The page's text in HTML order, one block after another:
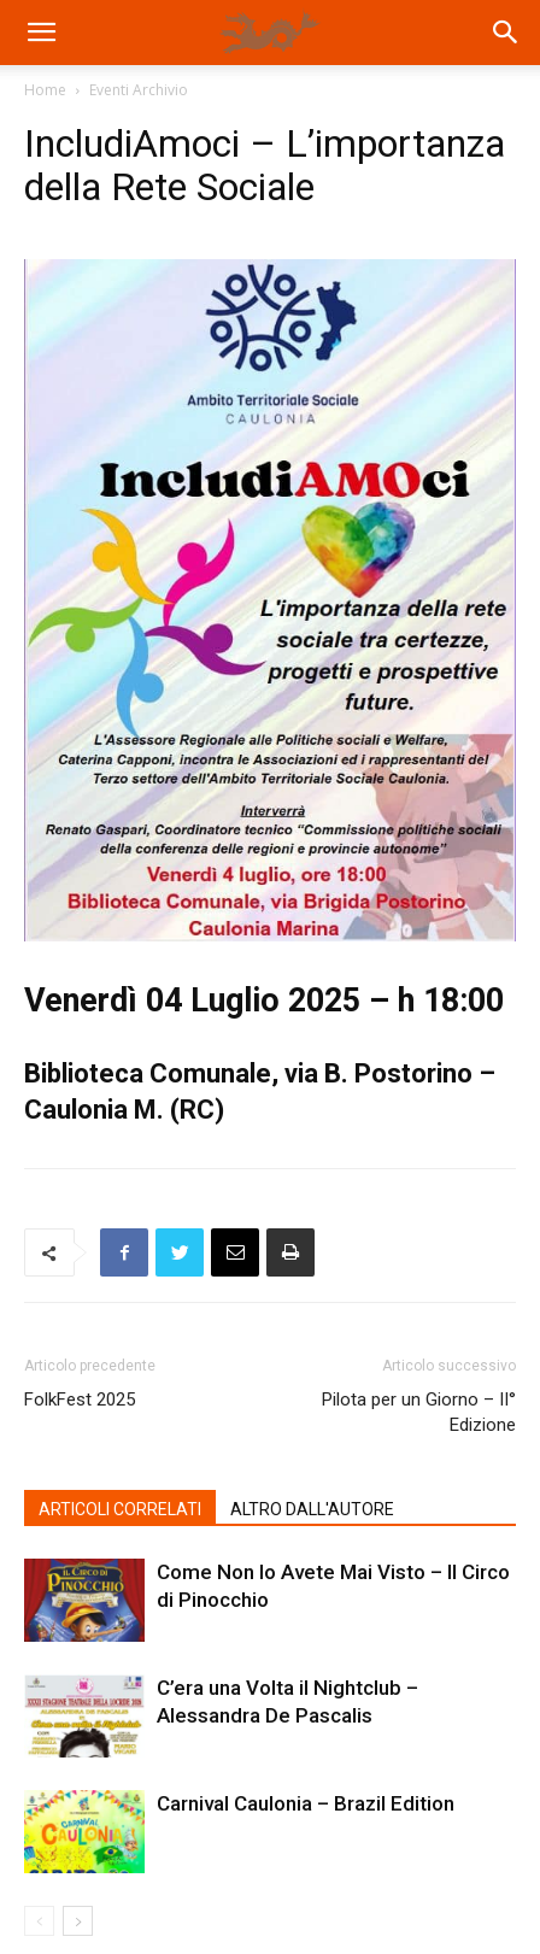
Home Eventi Archivio
IncludiAmoci – L’importanza
della Rete Sociale
Venerdì 04 Luglio 2025 – h 18:00
Biblioteca Comunale, via B. Postorino –
Caulonia M. (RC)
Articolo precedente
FolkFest 2025
Articolo successivo
Pilota per un Giorno – II°
Edizione
ARTICOLI CORRELATI ALTRO DALL'AUTORE
Come Non lo Avete Mai Visto – Il Circo
di Pinocchio
C’era una Volta il Nightclub –
Alessandra De Pascalis
Carnival Caulonia – Brazil Edition